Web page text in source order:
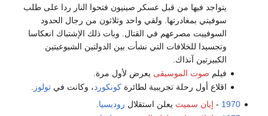
يتواجد فيها من قبل عسكر صينيون فتحوا النار ردا على طلب
سوفيتي بمغادرتها. ولقي واحد وثلاثون من رجال الحدود
السوفييت مصرعهم في القتال. وبات ذلك الإشتباك انعكاسا
وتجسيدا للخلافات التي نشأت بين الدولتين الشيوعيتين
الكبيرتين آنذاك.
فيلم صوت الموسيقى يعرض لأول مرة.
اقلاع أول رحلة تجريبية لطائرة كونكورد، وكانت في تولوز .
1970
- إيان سميث يعلن استقلال روديسيا.